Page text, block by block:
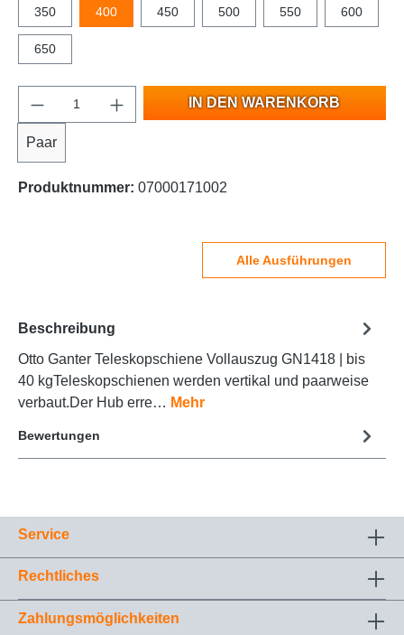
350 400 450 500 550 600
650
Paar
IN DEN WARENKORB
Produktnummer: 07000171002
Alle Ausführungen
Beschreibung
Otto Ganter Teleskopschiene Vollauszug GN1418 | bis
40 kgTeleskopschienen werden vertikal und paarweise
verbaut.Der Hub erre… Mehr
Bewertungen
Service
Rechtliches
Zahlungsmöglichkeiten